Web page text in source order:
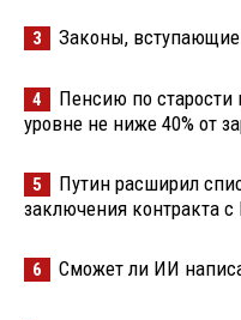
3 Законы, вступающие
4
Пенсию по старости
уровне не ниже 40% от
5
Путин расширил
заключения контракта
6 Сможет ли ИИ